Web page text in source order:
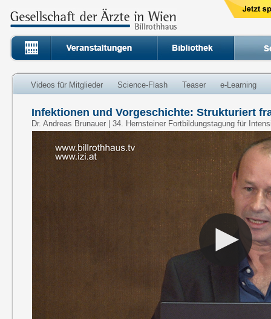
Videos für Mitglieder Science-Flash Teaser e-Learning
Infektionen und Vorgeschichte: Strukturiert
Dr. Andreas Brunauer | 34. Hernsteiner Fortbildungstagung für